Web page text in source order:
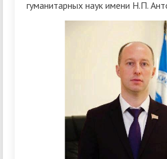
гуманитарных наук имени Н.П.